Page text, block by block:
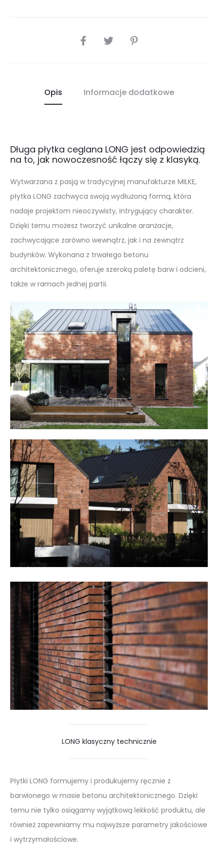
SHARE
Opis Informacje dodatkowe
Długa płytka ceglana LONG jest odpowiedzią
na to, jak nowoczesność łączy się z klasyką.
Wytwarzana z pasją w tradycyjnej manufakturze MILKE,
płytka LONG zachwyca swoją wydłużoną formą, która
nadaje projektom nieoczywisty, intrygujący charakter.
Dzięki temu możesz tworzyć unikalne aranżacje,
zachwycające zarówno wewnątrz, jak i na zewnątrz
budynków. Wykonana z trwałego betonu
architektonicznego, oferuje szeroką paletę barw i odcieni,
także w ramach jednej partii.
LONG klasyczny technicznie
Płytki LONG formujemy i produkujemy ręcznie z
barwionego w masie betonu architektonicznego. Dzięki
temu nie tylko osiągamy wyjątkową lekkość produktu, ale
również zapewniamy mu najwyższe parametry jakościowe
i wytrzymałościowe.